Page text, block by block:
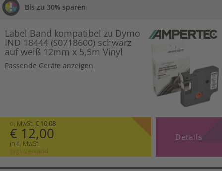
Bis zu 30% sparen
Label Band kompatibel zu Dymo
IND 18444 (S0718600) schwarz
auf weiß 12mm x 5,5m Vinyl
Passende Geräte anzeigen
o. MwSt. € 10,08
€ 12,00
inkl. MwSt.
zzgl. Versand
Details